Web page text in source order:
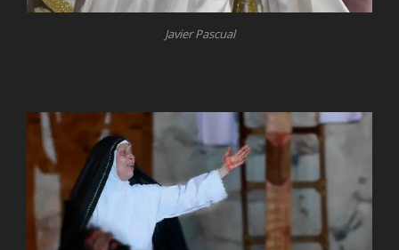
Javier Pascual